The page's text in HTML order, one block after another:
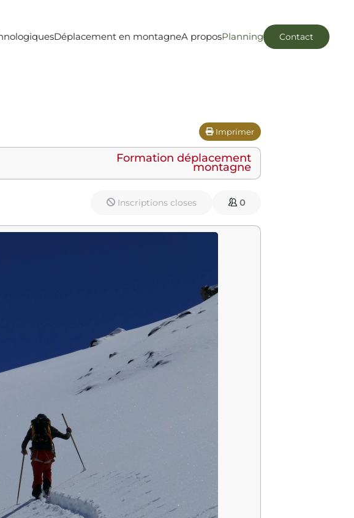
Déplacement en montagneA proposPlanning Contact
Imprimer
Formation déplacement
montagne
Inscriptions closes 0